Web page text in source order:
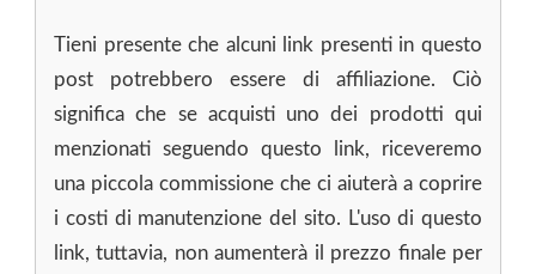
Tieni presente che alcuni link presenti in questo
post potrebbero essere di affiliazione. Ciò
significa che se acquisti uno dei prodotti qui
menzionati seguendo questo link, riceveremo
una piccola commissione che ci aiuterà a coprire
i costi di manutenzione del sito. L'uso di questo
link, tuttavia, non aumenterà il prezzo finale per